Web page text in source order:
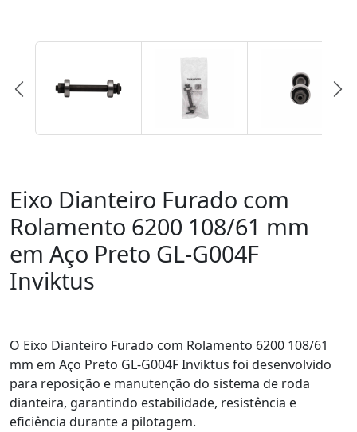
Eixo Dianteiro Furado com
Rolamento 6200 108/61 mm
em Aço Preto GL-G004F
Inviktus
O Eixo Dianteiro Furado com Rolamento 6200 108/61
mm em Aço Preto GL-G004F Inviktus foi desenvolvido
para reposição e manutenção do sistema de roda
dianteira, garantindo estabilidade, resistência e
eficiência durante a pilotagem.